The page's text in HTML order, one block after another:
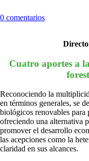
0 comentarios
Cuatro aportes a
Reconociendo la
en términos generales, se
biológicos renovables para
ofreciendo una alternativa
promover el desarrollo
las acepciones como la
claridad en sus alcances.